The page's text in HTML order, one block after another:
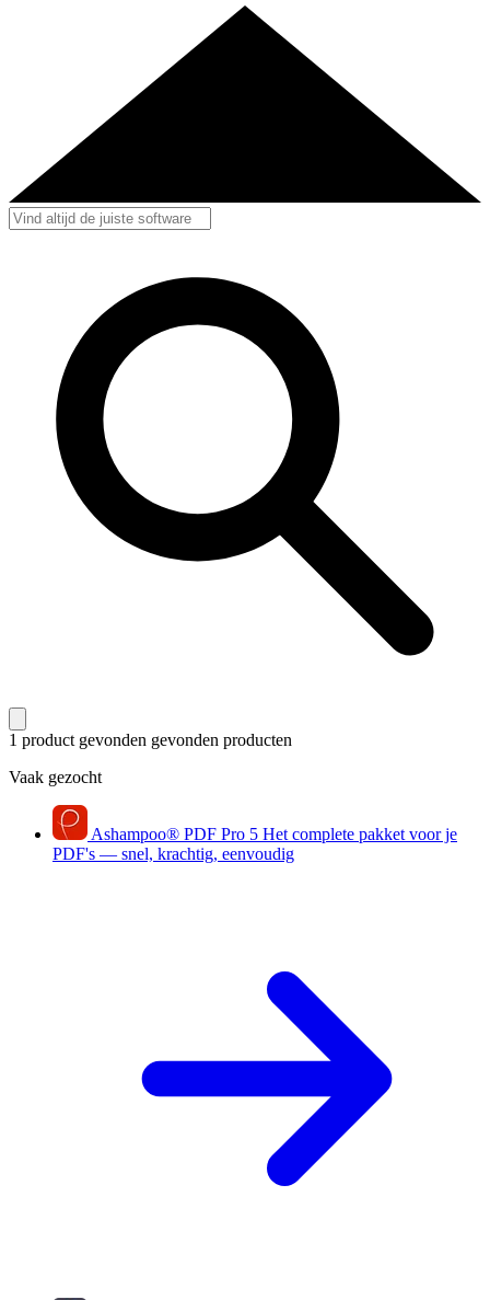
1 product gevonden gevonden producten
Vaak gezocht
Ashampoo® PDF Pro 5 Het complete pakket voor je
PDF's — snel, krachtig, eenvoudig